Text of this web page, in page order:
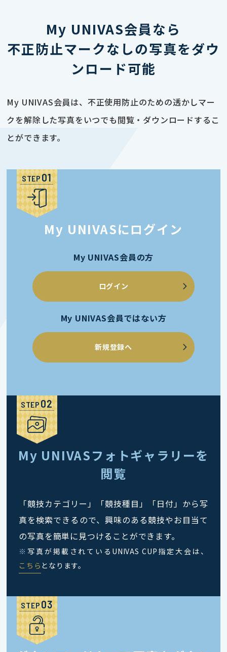
My UNIVAS会員なら
不正防止マークなしの写真をダウ
ンロード可能
My UNIVAS会員は、不正使用防止のための透かしマー
クを解除した写真をいつでも閲覧・ダウンロードするこ
とができます。
STEP
My UNIVASにログイン
My UNIVAS会員の方
ログイン
My UNIVAS会員ではない方
新規登録へ
STEP
My UNIVASフォトギャラリーを
閲覧
「競技カテゴリー」「競技種目」「日付」から写
真を検索できるので、興味のある競技やお目当て
の写真を簡単に見つけることができます。
※ 写真が掲載されているUNIVAS CUP指定大会は、
こちら となります。
STEP